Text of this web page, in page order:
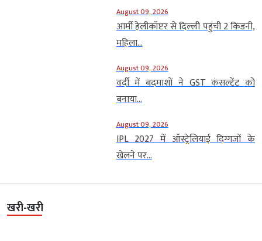
August 09, 2026
आर्मी हेलीकॉप्टर से दिल्ली पहुंची 2 किडनी,
महिला...
August 09, 2026
वर्दी में बदमाशों ने GST कंसल्टेंट को
बनाया...
August 09, 2026
IPL 2027 में ऑस्ट्रेलियाई दिग्गजों के
खेलने पर...
खरी-खरी